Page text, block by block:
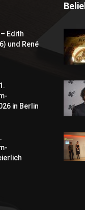
– Edith
und René
in Berlin